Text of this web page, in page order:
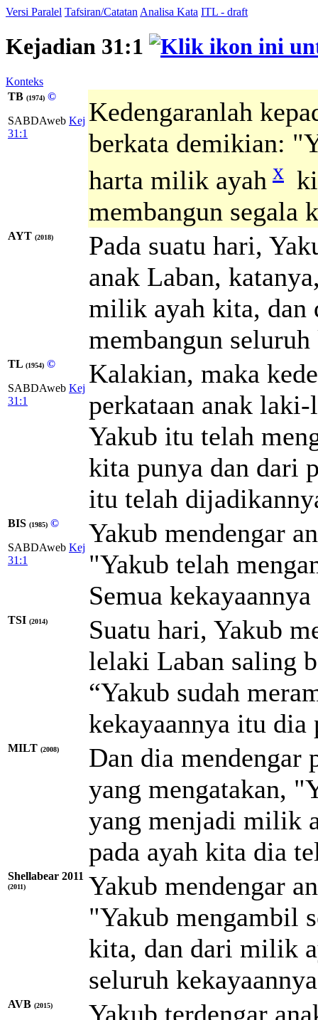
Versi Paralel Tafsiran/Catatan Analisa Kata ITL - draft
Kejadian 31:1
Konteks
TB (1974) ©
SABDAweb Kej
31:1
Kedengaranlah
berkata demikian:
harta milik ayah x
membangun segala
AYT (2018)
Pada suatu hari,
anak Laban,
milik ayah kita,
membangun
TL (1954) ©
SABDAweb Kej
31:1
Kalakian, maka
perkataan anak
Yakub itu telah
kita punya dan dari
itu telah
BIS (1985) ©
SABDAweb Kej
31:1
Yakub mendengar
"Yakub telah
Semua
TSI (2014)
Suatu hari, Yakub
lelaki Laban saling
“Yakub sudah
kekayaannya itu
MILT (2008)
Dan dia mendengar
yang mengatakan,
yang menjadi milik
pada ayah kita dia
Shellabear 2011
(2011)
Yakub mendengar
"Yakub mengambil
kita, dan dari milik
seluruh
AVB (2015)
Yakub terdengar